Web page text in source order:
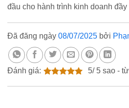
đầu cho hành trình kinh doanh
Đã đăng ngày 08/07/2025 bởi
Đánh giá: 5/ 5sao - từ